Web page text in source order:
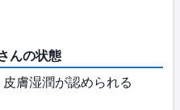
んの状態
膚湿潤が認められる